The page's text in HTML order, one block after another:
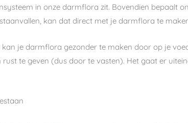
in onze darmflora zit. Bovendien bepaalt
kan dat direct met je darmflora te
je darmflora gezonder te maken door op je
te geven (dus door te vasten). Het gaat er